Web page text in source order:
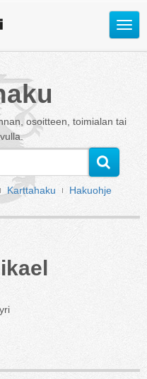
Avaa
osoitteen, toimialan tai
Karttahaku Hakuohje